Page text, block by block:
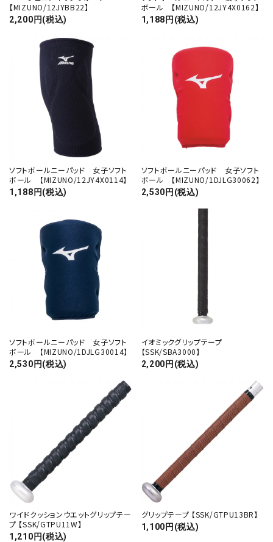
【MIZUNO/12JYBB22】
2,200円(税込)
ボール 【MIZUNO/12JY4X0162】
1,188円(税込)
ソフトボールニーパッド 女子ソフト
ボール 【MIZUNO/12JY4X0114】
1,188円(税込)
ソフトボールニーパッド 女子ソフト
ボール 【MIZUNO/1DJLG30062】
2,530円(税込)
ソフトボールニーパッド 女子ソフト
ボール 【MIZUNO/1DJLG30014】
2,530円(税込)
イオミックグリップテープ
【SSK/SBA3000】
2,200円(税込)
ワイドクッションウエットグリップテー
プ 【SSK/GTPU11W】
1,210円(税込)
グリップテープ 【SSK/GTPU13BR】
1,100円(税込)